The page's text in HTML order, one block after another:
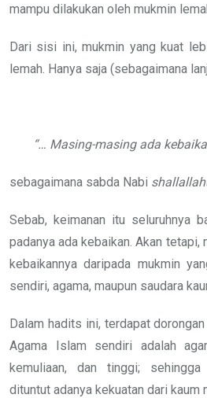
mampu dilakukan oleh mukmin
Dari sisi ini, mukmin yang kuat
lemah. Hanya saja (sebagaimana
“… Masing-masing ada
sebagaimana sabda Nabi
Sebab, keimanan itu seluruhnya
padanya ada kebaikan. Akan tetapi,
kebaikannya daripada mukmin
sendiri, agama, maupun saudara
Dalam hadits ini, terdapat
Agama Islam sendiri adalah
kemuliaan, dan tinggi;
dituntut adanya kekuatan dari kaum